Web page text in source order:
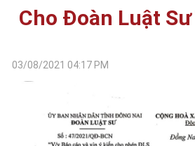
Cho Đoàn Luật
03/08/2021 04:17 PM